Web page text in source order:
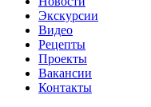
Экскурсии
Видео
Рецепты
Проекты
Вакансии
Контакты